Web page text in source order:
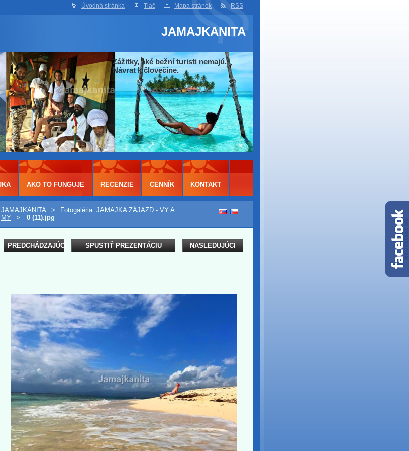
Úvodná stránka Tlač Mapa stránok RSS
JAMAJKANITA
Zážitky, aké bežní turisti nemajú.
Návrat k človečine.
JAMAJKANITA >
Fotogaléria: JAMAJKA ZÁJAZD - VY A
MY
> 0 (11).jpg
PREDCHÁDZAJÚCI SPUSTIŤ PREZENTÁCIU NASLEDUJÚCI
AKO TO FUNGUJE RECENZIE CENNÍK KONTAKT